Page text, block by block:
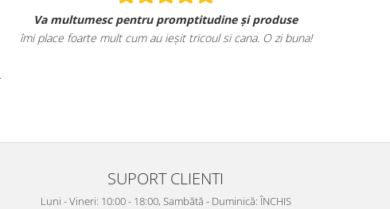
Va multumesc pentru promptitudine și produse
îmi place foarte mult cum au ieșit tricoul si cana. O zi buna!
SUPORT CLIENTI
Luni - Vineri: 10:00 - 18:00, Sambătă - Duminică: ÎNCHIS